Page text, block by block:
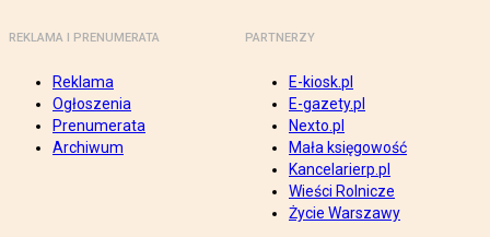
REKLAMA I PRENUMERATA
Reklama
Ogłoszenia
Prenumerata
Archiwum
PARTNERZY
E-kiosk.pl
E-gazety.pl
Nexto.pl
Mała księgowość
Kancelarierp.pl
Wieści Rolnicze
Życie Warszawy